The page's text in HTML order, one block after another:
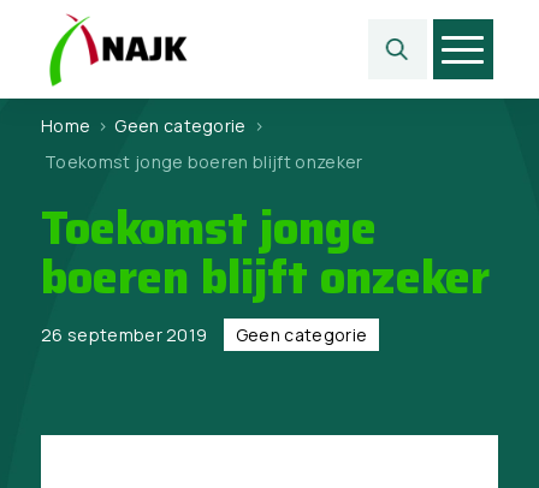
Home > Geen categorie >
Toekomst jonge boeren blijft onzeker
Toekomst jonge
boeren blijft onzeker
26 september 2019 Geen categorie